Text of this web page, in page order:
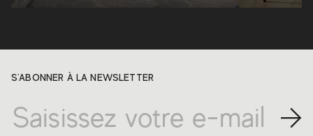
S'ABONNER À LA NEWSLETTER